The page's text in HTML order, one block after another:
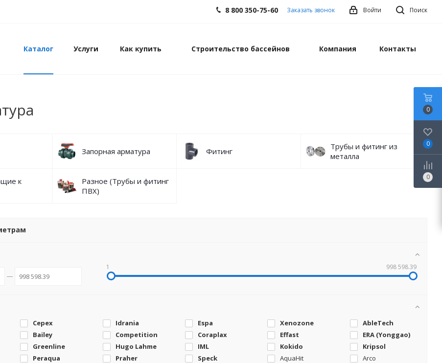
Поиск
Войти
8 800 350-75-60 Заказать звонок
Каталог Услуги Как купить Строительство бассейнов Компания Контакты
Запорная арматура Фитинг
Трубы и фитинг из
металла
к
Разное (Трубы и фитинг
ПВХ)
1 998 598.39
Cepex Idrania Espa Xenozone
AbleTech
Bailey Competition Coraplax Effast
ERA (Yonggao)
Greenline Hugo Lahme IML Kokido
Kripsol
Peraqua Praher Speck AquaHit
Arco
0
0
0